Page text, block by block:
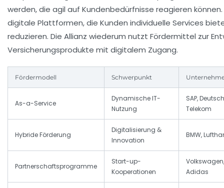
werden, die agil auf Kundenbedürfnisse reagieren
digitale Plattformen, die Kunden individuelle Services
reduzieren. Die Allianz wiederum nutzt Fördermittel zur
Versicherungsprodukte mit digitalem Zugang.
Fördermodell Schwerpunkt
As-a-Service
Dynamische IT-
Nutzung
SAP,
Telekom
Hybride Förderung
Digitalisierung &
Innovation
BMW,
Partnerschaftsprogramme
Start-up-
Kooperationen
Volkswagen,
Adidas